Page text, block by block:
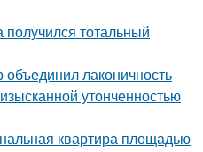
получился тотальный
лаконичность
утонченностью
квартира площадью